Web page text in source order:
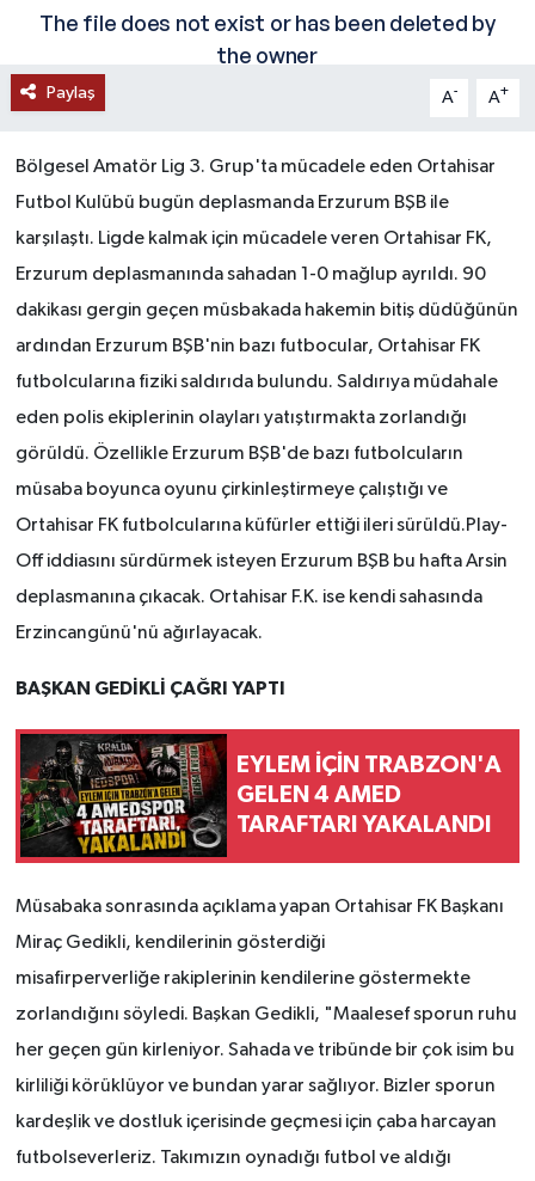
Paylaş A- A+
Bölgesel Amatör Lig 3. Grup'ta mücadele eden Ortahisar
Futbol Kulübü bugün deplasmanda Erzurum BŞB ile
karşılaştı. Ligde kalmak için mücadele veren Ortahisar FK,
Erzurum deplasmanında sahadan 1-0 mağlup ayrıldı. 90
dakikası gergin geçen müsbakada hakemin bitiş düdüğünün
ardından Erzurum BŞB'nin bazı futbocular, Ortahisar FK
futbolcularına fiziki saldırıda bulundu. Saldırıya müdahale
eden polis ekiplerinin olayları yatıştırmakta zorlandığı
görüldü. Özellikle Erzurum BŞB'de bazı futbolcuların
müsaba boyunca oyunu çirkinleştirmeye çalıştığı ve
Ortahisar FK futbolcularına küfürler ettiği ileri sürüldü.Play-
Off iddiasını sürdürmek isteyen Erzurum BŞB bu hafta Arsin
deplasmanına çıkacak. Ortahisar F.K. ise kendi sahasında
Erzincangünü'nü ağırlayacak.
BAŞKAN GEDİKLİ ÇAĞRI YAPTI
EYLEM İÇİN TRABZON'A
GELEN 4 AMED
TARAFTARI YAKALANDI
Müsabaka sonrasında açıklama yapan Ortahisar FK Başkanı
Miraç Gedikli, kendilerinin gösterdiği
misafirperverliğe rakiplerinin kendilerine göstermekte
zorlandığını söyledi. Başkan Gedikli, "Maalesef sporun ruhu
her geçen gün kirleniyor. Sahada ve tribünde bir çok isim bu
kirliliği körüklüyor ve bundan yarar sağlıyor. Bizler sporun
kardeşlik ve dostluk içerisinde geçmesi için çaba harcayan
futbolseverleriz. Takımızın oynadığı futbol ve aldığı